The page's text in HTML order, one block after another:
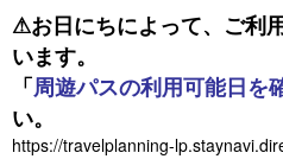
⚠お日にちによって、ご利
います。
「周遊パスの利用可能日を
い。
https://travelplanning-